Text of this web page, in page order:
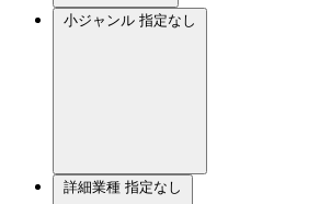
小ジャンル 指定なし
詳細業種 指定なし